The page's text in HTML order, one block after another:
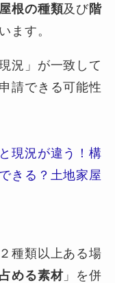
屋根の種類及び階
ます。
況」が一致して
請できる可能性
現況が違う！構
きる？土地家屋
種類以上ある場
める素材」を併